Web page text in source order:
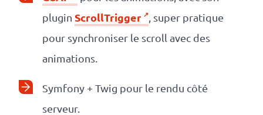
plugin ScrollTrigger
, super pratique
pour synchroniser le scroll avec des
animations.
Symfony + Twig pour le rendu côté
serveur.